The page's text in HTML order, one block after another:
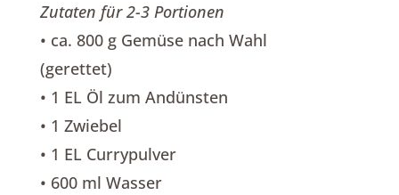
Zutaten für 2-3 Portionen
• ca. 800 g Gemüse nach Wahl
(gerettet)
• 1 EL Öl zum Andünsten
• 1 Zwiebel
• 1 EL Currypulver
• 600 ml Wasser